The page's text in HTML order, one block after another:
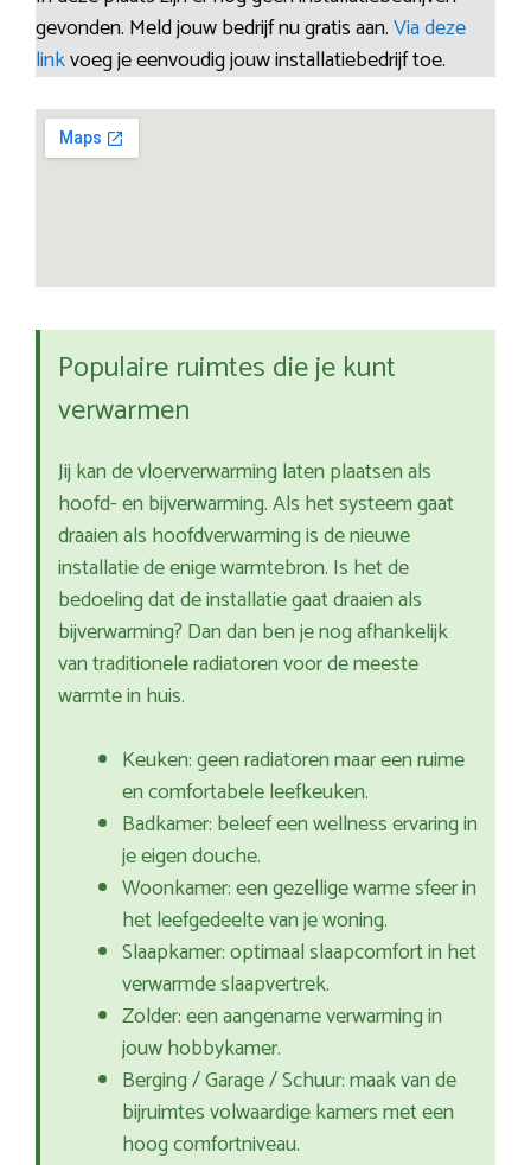
gevonden. Meld jouw bedrijf nu gratis aan.Via deze
linkvoeg je eenvoudig jouw installatiebedrijf toe.
Populaire ruimtes die je kunt
verwarmen
Jij kan de vloerverwarming laten plaatsen als
hoofd- en bijverwarming. Als het systeem gaat
draaien als hoofdverwarming is de nieuwe
installatie de enige warmtebron. Is het de
bedoeling dat de installatie gaat draaien als
bijverwarming? Dan dan ben je nog afhankelijk
van traditionele radiatoren voor de meeste
warmte in huis.
Keuken: geen radiatoren maar een ruime
en comfortabele leefkeuken.
Badkamer: beleef een wellness ervaring in
je eigen douche.
Woonkamer: een gezellige warme sfeer in
het leefgedeelte van je woning.
Slaapkamer: optimaal slaapcomfort in het
verwarmde slaapvertrek.
Zolder: een aangename verwarming in
jouw hobbykamer.
Berging / Garage / Schuur: maak van de
bijruimtes volwaardige kamers met een
hoog comfortniveau.